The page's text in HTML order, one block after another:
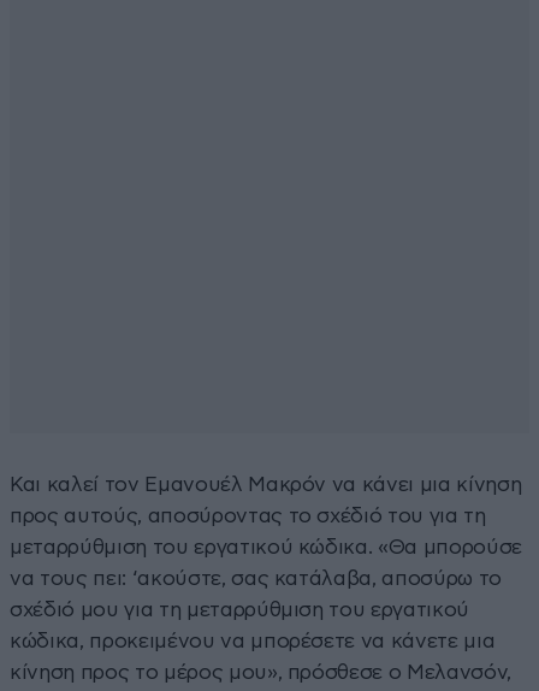
Και καλεί τον Εμανουέλ Μακρόν να κάνει μια κίνηση
προς αυτούς, αποσύροντας το σχέδιό του για τη
μεταρρύθμιση του εργατικού κώδικα. «Θα μπορούσε
να τους πει: ‘ακούστε, σας κατάλαβα, αποσύρω το
σχέδιό μου για τη μεταρρύθμιση του εργατικού
κώδικα, προκειμένου να μπορέσετε να κάνετε μια
κίνηση προς το μέρος μου», πρόσθεσε ο Μελανσόν,